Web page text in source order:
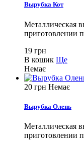
Вырубка Кот
Металлическая
приготовлении
19 грн
В кошик Ще
Немає
20 грн Немає
Вырубка Олень
Металлическая
приготовлении